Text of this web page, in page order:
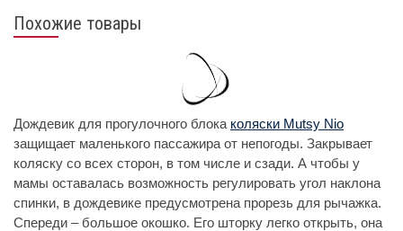
Похожие товары
Дождевик для прогулочного блока коляски Mutsy Nio
защищает маленького пассажира от непогоды. Закрывает
коляску со всех сторон, в том числе и сзади. А чтобы у
мамы оставалась возможность регулировать угол наклона
спинки, в дождевике предусмотрена прорезь для рычажка.
Спереди – большое окошко. Его шторку легко открыть, она